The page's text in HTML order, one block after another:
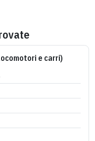
e carri)